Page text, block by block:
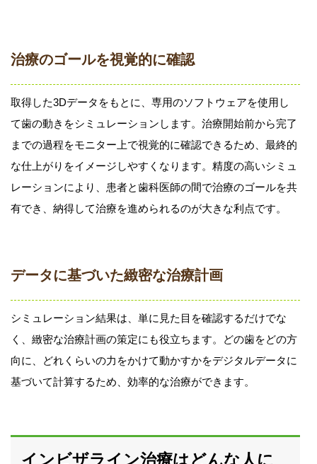
治療のゴールを視覚的に確認
取得した3Dデータをもとに、専用のソフトウェアを使用し
て歯の動きをシミュレーションします。治療開始前から完了
までの過程をモニター上で視覚的に確認できるため、最終的
な仕上がりをイメージしやすくなります。精度の高いシミュ
レーションにより、患者と歯科医師の間で治療のゴールを共
有でき、納得して治療を進められるのが大きな利点です。
データに基づいた緻密な治療計画
シミュレーション結果は、単に見た目を確認するだけでな
く、緻密な治療計画の策定にも役立ちます。どの歯をどの方
向に、どれくらいの力をかけて動かすかをデジタルデータに
基づいて計算するため、効率的な治療ができます。
インビザライン治療はどんな人に